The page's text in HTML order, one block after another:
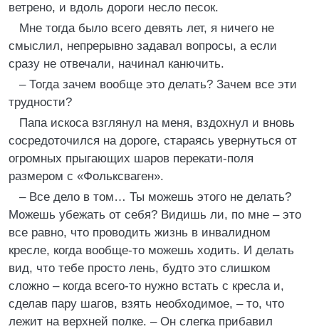
ветрено, и вдоль дороги несло песок.
Мне тогда было всего девять лет, я ничего не
смыслил, непрерывно задавал вопросы, а если
сразу не отвечали, начинал канючить.
– Тогда зачем вообще это делать? Зачем все эти
трудности?
Папа искоса взглянул на меня, вздохнул и вновь
сосредоточился на дороге, стараясь увернуться от
огромных прыгающих шаров перекати-поля
размером с «Фольксваген».
– Все дело в том… Ты можешь этого не делать?
Можешь убежать от себя? Видишь ли, по мне – это
все равно, что проводить жизнь в инвалидном
кресле, когда вообще-то можешь ходить. И делать
вид, что тебе просто лень, будто это слишком
сложно – когда всего-то нужно встать с кресла и,
сделав пару шагов, взять необходимое, – то, что
лежит на верхней полке. – Он слегка прибавил